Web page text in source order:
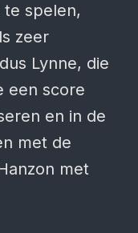
spelen,
zeer
Lynne, die
een score
en in de
met de
met